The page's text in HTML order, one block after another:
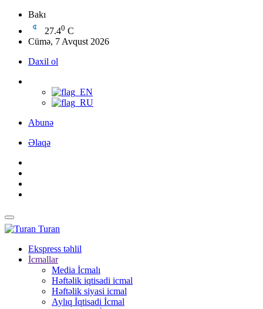
Bakı
27.40 C
Cümə, 7 Avqust 2026
Daxil ol
Abunə
Əlaqə
Turan
Ekspress təhlil
İcmallar
Media İcmalı
Həftəlik iqtisadi icmal
Həftəlik siyasi icmal
Aylıq İqtisadi İcmal